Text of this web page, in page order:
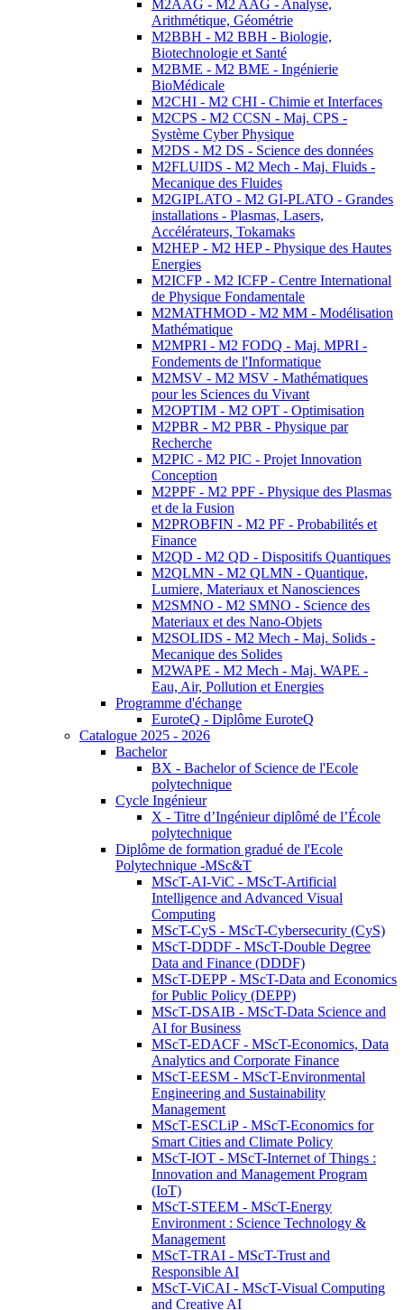
M2AAG - M2 AAG - Analyse,
Arithmétique, Géométrie
M2BBH - M2 BBH - Biologie,
Biotechnologie et Santé
M2BME - M2 BME - Ingénierie
BioMédicale
M2CHI - M2 CHI - Chimie et Interfaces
M2CPS - M2 CCSN - Maj. CPS -
Système Cyber Physique
M2DS - M2 DS - Science des données
M2FLUIDS - M2 Mech - Maj. Fluids -
Mecanique des Fluides
M2GIPLATO - M2 GI-PLATO - Grandes
installations - Plasmas, Lasers,
Accélérateurs, Tokamaks
M2HEP - M2 HEP - Physique des Hautes
Energies
M2ICFP - M2 ICFP - Centre International
de Physique Fondamentale
M2MATHMOD - M2 MM - Modélisation
Mathématique
M2MPRI - M2 FODQ - Maj. MPRI -
Fondements de l'Informatique
M2MSV - M2 MSV - Mathématiques
pour les Sciences du Vivant
M2OPTIM - M2 OPT - Optimisation
M2PBR - M2 PBR - Physique par
Recherche
M2PIC - M2 PIC - Projet Innovation
Conception
M2PPF - M2 PPF - Physique des Plasmas
et de la Fusion
M2PROBFIN - M2 PF - Probabilités et
Finance
M2QD - M2 QD - Dispositifs Quantiques
M2QLMN - M2 QLMN - Quantique,
Lumiere, Materiaux et Nanosciences
M2SMNO - M2 SMNO - Science des
Materiaux et des Nano-Objets
M2SOLIDS - M2 Mech - Maj. Solids -
Mecanique des Solides
M2WAPE - M2 Mech - Maj. WAPE -
Eau, Air, Pollution et Energies
Programme d'échange
EuroteQ - Diplôme EuroteQ
Catalogue 2025 - 2026
Bachelor
BX - Bachelor of Science de l'Ecole
polytechnique
Cycle Ingénieur
X - Titre d’Ingénieur diplômé de l’École
polytechnique
Diplôme de formation gradué de l'Ecole
Polytechnique -MSc&T
MScT-AI-ViC - MScT-Artificial
Intelligence and Advanced Visual
Computing
MScT-CyS - MScT-Cybersecurity (CyS)
MScT-DDDF - MScT-Double Degree
Data and Finance (DDDF)
MScT-DEPP - MScT-Data and Economics
for Public Policy (DEPP)
MScT-DSAIB - MScT-Data Science and
AI for Business
MScT-EDACF - MScT-Economics, Data
Analytics and Corporate Finance
MScT-EESM - MScT-Environmental
Engineering and Sustainability
Management
MScT-ESCLiP - MScT-Economics for
Smart Cities and Climate Policy
MScT-IOT - MScT-Internet of Things :
Innovation and Management Program
(IoT)
MScT-STEEM - MScT-Energy
Environment : Science Technology &
Management
MScT-TRAI - MScT-Trust and
Responsible AI
MScT-ViCAI - MScT-Visual Computing
and Creative AI